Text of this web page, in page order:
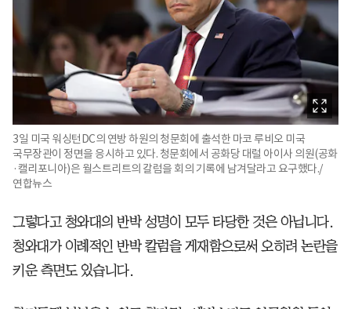
3일 미국 워싱턴DC의 연방 하원의 청문회에 출석한 마코 루비오 미국
국무장관이 정면을 응시하고 있다. 청문회에서 공화당 대럴 아이사 의원(공화
·캘리포니아)은 월스트리트의 칼럼을 회의 기록에 남겨달라고 요구했다./
연합뉴스
그렇다고 청와대의 반박 성명이 모두 타당한 것은 아닙니다.
청와대가 이례적인 반박 칼럼을 게재함으로써 오히려 논란을
키운 측면도 있습니다.